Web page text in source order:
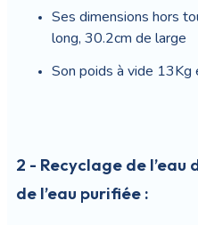
Ses dimensions hors
long, 30.2cm de large
Son poids à vide 13Kg
2 - Recyclage de
de l’eau purifiée :